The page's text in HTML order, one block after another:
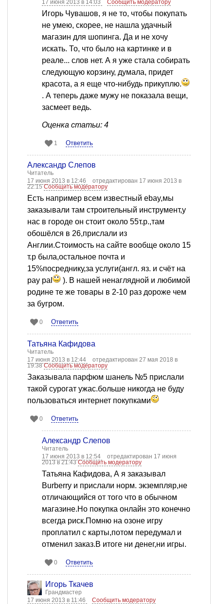
17 июня 2013 в 14:03 Сообщить модератору
Игорь Чувашов, я не то, чтобы покупать
не умею, скорее, не нашла удачный
магазин для шопинга. Да и не хочу
искать. То, что было на картинке и в
реале... слов нет. А я уже стала собирать
следующую корзину, думала, придет
красота, а я еще что-нибудь прикуплю.
. А теперь даже мужу не показала вещи,
засмеет ведь.
Оценка статьи: 4
1 Ответить
Александр Слепов
Читатель
17 июня 2013 в 12:46
отредактирован 17 июня 2013 в
22:15Сообщить модератору
Есть например всем известный ebay,мы
заказывали там строительный инструмент,у
нас в городе он стоит около 55т.р.,там
обошёлся в 26,прислали из
Англии.Стоимость на сайте вообще около 15
т.р была,остальное почта и
15%посреднику,за услуги(англ. яз. и счёт на
pay pal
). В нашей ненаглядной и любимой
родине те же товары в 2-10 раз дороже чем
за бугром.
0 Ответить
Татьяна Кафидова
Читатель
17 июня 2013 в 12:44
отредактирован 27 мая 2018 в
19:38Сообщить модератору
Заказывала парфюм шанель №5 прислали
такой сурогат ужас.больше никогда не буду
пользоваться интернет покупками
0 Ответить
Александр Слепов
Читатель
17 июня 2013 в 12:54
отредактирован 17 июня
2013 в 21:43Сообщить модератору
Татьяна Кафидова, А я заказывал
Burberry и прислали норм. экземпляр,не
отличающийся от того что в обычном
магазине.Но покупка онлайн это конечно
всегда риск.Помню на озоне игру
проплатил с карты,потом передумал и
отменил заказ.В итоге ни денег,ни игры.
0 Ответить
Игорь Ткачев
Грандмастер
17 июня 2013 в 11:46
Сообщить модератору